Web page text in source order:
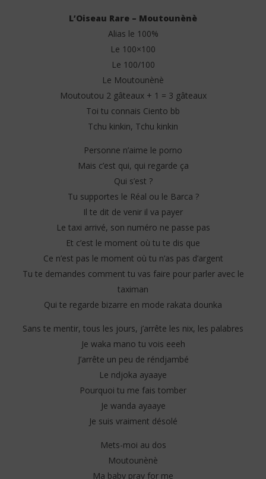
NOW VIEWING
L’Oiseau Rare – Moutounènè
Alias le 100%
Le 100×100
Le 100/100
Le Moutounènè
Moutoutou 2 gâteaux + 1 = 3 gâteaux
Toi tu connais Ciento bb
Tchu kinkin, Tchu kinkin
Personne n’aime le porno
Mais c’est qui, qui regarde ça
Qui s’est ?
Tu supportes le Réal ou le Barca ?
Il te dit de venir il va payer
Le taxi arrivé, son numéro ne passe pas
Et c’est le moment où tu te dis que
Ce n’est pas le moment où tu n’as pas d’argent
Tu te demandes comment tu vas faire pour parler avec le
taximan
Qui te regarde bizarre en mode rakata dounka
Sans te mentir, tous les jours, j’arrête les nix, les palabres
Je waka mano tu vois eeeh
J’arrête un peu de réndjambé
Le ndjoka ayaaye
Pourquoi tu me fais tomber
Je wanda ayaaye
Je suis vraiment désolé
Mets-moi au dos
Moutounènè
Ma baby pray for me